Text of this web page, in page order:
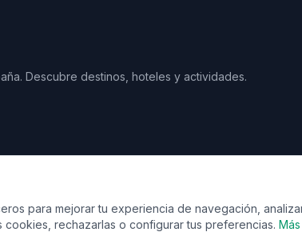
Descubre destinos, hoteles y actividades.
© 2026 Vente de viaje.
para mejorar tu experiencia de navegación,
rechazarlas o configurar tus preferencias.